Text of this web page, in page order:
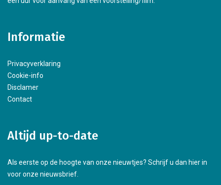
Informatie
Privacyverklaring
Cookie-info
Disclamer
Contact
Altijd up-to-date
Als eerste op de hoogte van onze nieuwtjes? Schrijf u dan hier in
voor onze nieuwsbrief.